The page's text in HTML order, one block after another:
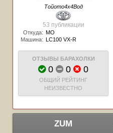
Тойото4х4Вод
53 публикации
Откуда: МО
Машина: LC100 VX-R
ОТЗЫВЫ БАРАХОЛКИ
0 0 0
ОБЩИЙ РЕЙТИНГ
НЕИЗВЕСТНО
ZUM